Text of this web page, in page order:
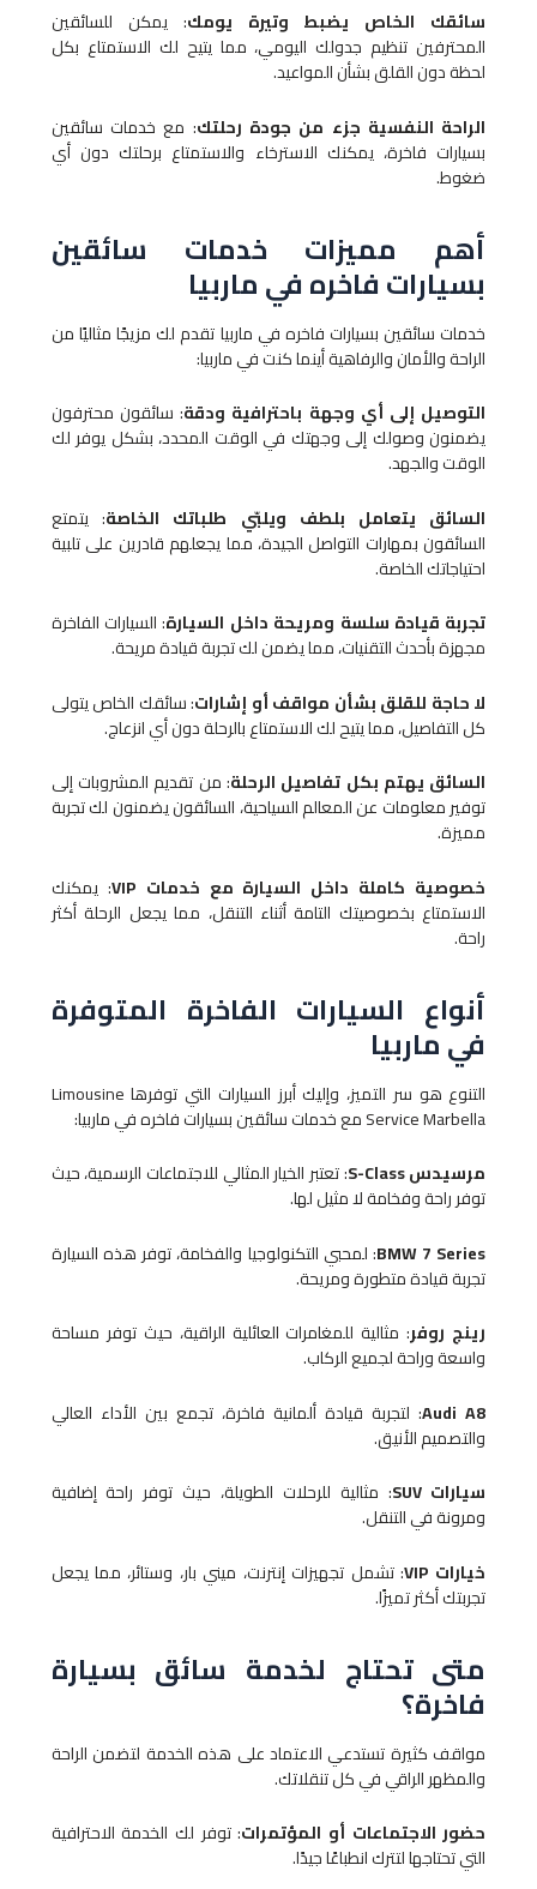
سائقك الخاص يضبط وتيرة يومك: يمكن للسائقين
المحترفين تنظيم جدولك اليومي، مما يتيح لك الاستمتاع بكل
لحظة دون القلق بشأن المواعيد.
الراحة النفسية جزء من جودة رحلتك: مع خدمات سائقين
بسيارات فاخرة، يمكنك الاسترخاء والاستمتاع برحلتك دون أي
ضغوط.
أهم مميزات خدمات سائقين
بسيارات فاخره في ماربيا
خدمات سائقين بسيارات فاخره في ماربيا تقدم لك مزيجًا مثاليًا من
الراحة والأمان والرفاهية أينما كنت في ماربيا:
التوصيل إلى أي وجهة باحترافية ودقة: سائقون محترفون
يضمنون وصولك إلى وجهتك في الوقت المحدد، بشكل يوفر لك
الوقت والجهد.
السائق يتعامل بلطف ويلبّي طلباتك الخاصة: يتمتع
السائقون بمهارات التواصل الجيدة، مما يجعلهم قادرين على تلبية
احتياجاتك الخاصة.
تجربة قيادة سلسة ومريحة داخل السيارة: السيارات الفاخرة
مجهزة بأحدث التقنيات، مما يضمن لك تجربة قيادة مريحة.
لا حاجة للقلق بشأن مواقف أو إشارات: سائقك الخاص يتولى
كل التفاصيل، مما يتيح لك الاستمتاع بالرحلة دون أي انزعاج.
السائق يهتم بكل تفاصيل الرحلة: من تقديم المشروبات إلى
توفير معلومات عن المعالم السياحية، السائقون يضمنون لك تجربة
مميزة.
خصوصية كاملة داخل السيارة مع خدمات VIP
: يمكنك
الاستمتاع بخصوصيتك التامة أثناء التنقل، مما يجعل الرحلة أكثر
راحة.
أنواع السيارات الفاخرة المتوفرة
في ماربيا
التنوع هو سر التميز، وإليك أبرز السيارات التي توفرها Limousine
Service Marbella مع خدمات سائقين بسيارات فاخره في ماربيا:
مرسيدس S-Class
: تعتبر الخيار المثالي للاجتماعات الرسمية، حيث
توفر راحة وفخامة لا مثيل لها.
BMW 7 Series: لمحبي التكنولوجيا والفخامة، توفر هذه السيارة
تجربة قيادة متطورة ومريحة.
رينج روفر: مثالية للمغامرات العائلية الراقية، حيث توفر مساحة
واسعة وراحة لجميع الركاب.
Audi A8: لتجربة قيادة ألمانية فاخرة، تجمع بين الأداء العالي
والتصميم الأنيق.
سيارات SUV
: مثالية للرحلات الطويلة، حيث توفر راحة إضافية
ومرونة في التنقل.
خيارات VIP
: تشمل تجهيزات إنترنت، ميني بار، وستائر، مما يجعل
تجربتك أكثر تميزًا.
متى تحتاج لخدمة سائق بسيارة
فاخرة؟
مواقف كثيرة تستدعي الاعتماد على هذه الخدمة لتضمن الراحة
والمظهر الراقي في كل تنقلاتك.
حضور الاجتماعات أو المؤتمرات: توفر لك الخدمة الاحترافية
التي تحتاجها لتترك انطباعًا جيدًا.